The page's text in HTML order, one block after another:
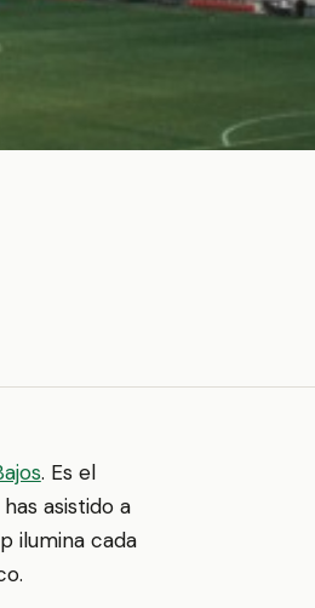
. Es el
asistido a
ilumina cada